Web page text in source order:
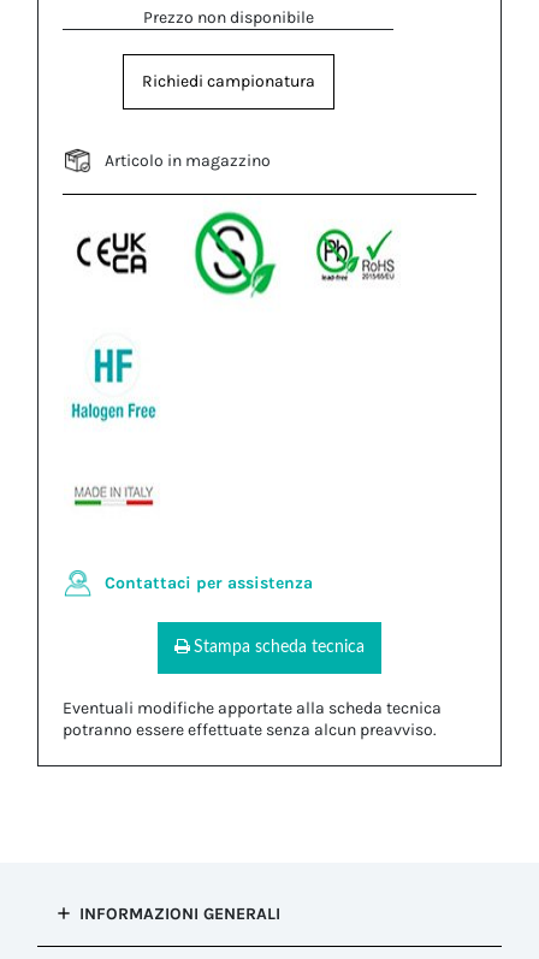
Prezzo non disponibile
Richiedi campionatura
Articolo in magazzino
Contattaci per assistenza
Stampa scheda tecnica
Eventuali modifiche apportate alla scheda tecnica
potranno essere effettuate senza alcun preavviso.
INFORMAZIONI GENERALI